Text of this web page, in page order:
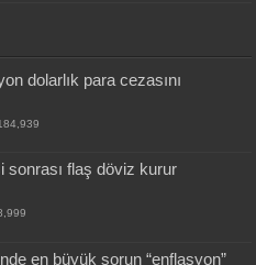
dolarlık para cezasını
sonrası flaş döviz kurur
en büyük sorun “enflasyon”